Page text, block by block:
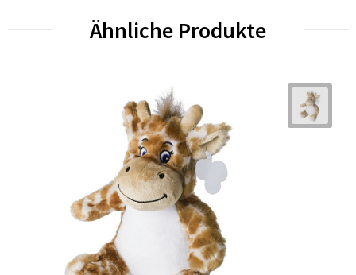
Ähnliche Produkte